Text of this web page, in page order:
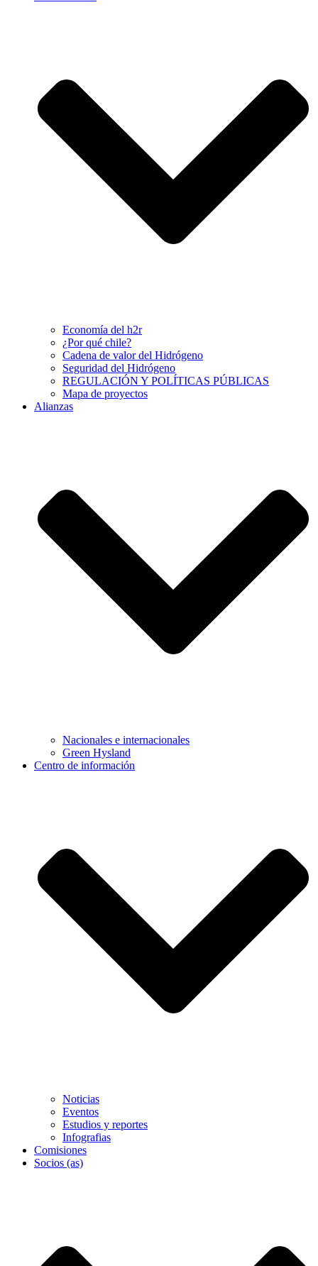
Economía del h2r
¿Por qué chile?
Cadena de valor del Hidrógeno
Seguridad del Hidrógeno
REGULACIÓN Y POLÍTICAS PÚBLICAS
Mapa de proyectos
Alianzas
Nacionales e internacionales
Green Hysland
Centro de información
Noticias
Eventos
Estudios y reportes
Infografias
Comisiones
Socios (as)